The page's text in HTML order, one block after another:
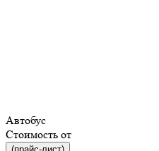
Автобус
Стоимость от